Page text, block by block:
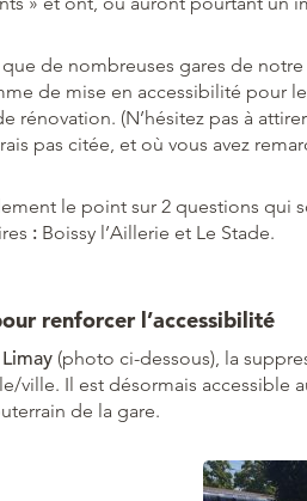
que de nombreuses gares de
de mise en accessibilité pour
rénovation. (N’hésitez pas à
pas citée, et où vous avez
le point sur 2 questions qui
: Boissy l’Aillerie et Le Stade.
renforcer l’accessibilité
Limay (photo ci-dessous), la
ville. Il est désormais accessible
de la gare.